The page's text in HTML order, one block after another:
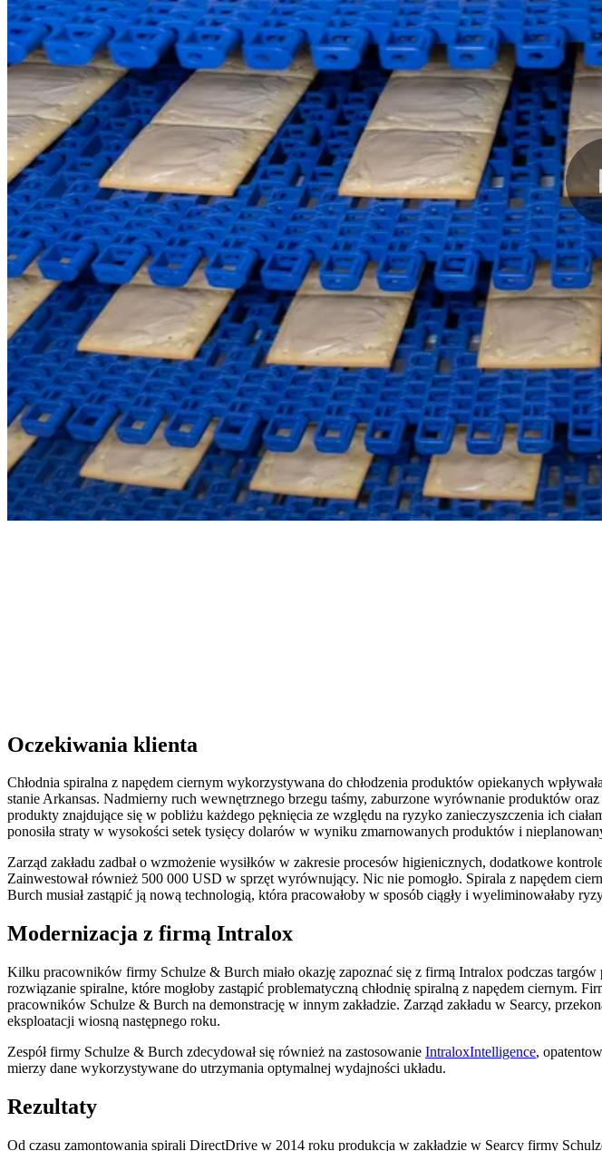
Oczekiwania klienta
Chłodnia spiralna z napędem ciernym wykorzystywana do chłodzenia produktów opiekanych
stanie Arkansas. Nadmierny ruch wewnętrznego brzegu taśmy, zaburzone wyrównanie produktów
produkty znajdujące się w pobliżu każdego pęknięcia ze względu na ryzyko zanieczyszczenia ich
ponosiła straty w wysokości setek tysięcy dolarów w wyniku zmarnowanych produktów i
Zarząd zakładu zadbał o wzmożenie wysiłków w zakresie procesów higienicznych, dodatkowe
Zainwestował również 500 000 USD w sprzęt wyrównujący. Nic nie pomogło. Spirala z napędem
Burch musiał zastąpić ją nową technologią, która pracowałoby w sposób ciągły i wyeliminowałaby
Modernizacja z firmą Intralox
Kilku pracowników firmy Schulze & Burch miało okazję zapoznać się z firmą Intralox podczas
rozwiązanie spiralne, które mogłoby zastąpić problematyczną chłodnię spiralną z napędem ciernym.
pracowników Schulze & Burch na demonstrację w innym zakładzie. Zarząd zakładu w Searcy,
eksploatacji wiosną następnego roku.
Zespół firmy Schulze & Burch zdecydował się również na zastosowanie IntraloxIntelligence,
mierzy dane wykorzystywane do utrzymania optymalnej wydajności układu.
Rezultaty
Od czasu zamontowania spirali DirectDrive w 2014 roku produkcja w zakładzie w Searcy firmy